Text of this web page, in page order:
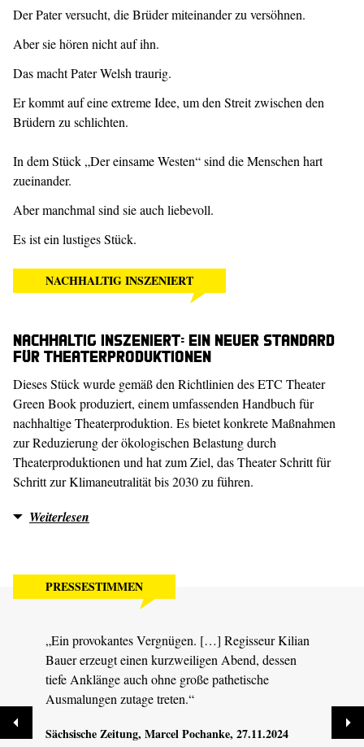
Der Pater versucht, die Brüder miteinander zu versöhnen.
Aber sie hören nicht auf ihn.
Das macht Pater Welsh traurig.
Er kommt auf eine extreme Idee, um den Streit zwischen den
Brüdern zu schlichten.
In dem Stück „Der einsame Westen“ sind die Menschen hart
zueinander.
Aber manchmal sind sie auch liebevoll.
Es ist ein lustiges Stück.
NACHHALTIG INSZENIERT
Nachhaltig inszeniert: Ein neuer Standard
für Theaterproduktionen
Dieses Stück wurde gemäß den Richtlinien des ETC Theater
Green Book produziert, einem umfassenden Handbuch für
nachhaltige Theaterproduktion. Es bietet konkrete Maßnahmen
zur Reduzierung der ökologischen Belastung durch
Theaterproduktionen und hat zum Ziel, das Theater Schritt für
Schritt zur Klimaneutralität bis 2030 zu führen.
Weiterlesen
PRESSESTIMMEN
„Ein provokantes Vergnügen. […] Regisseur Kilian
Bauer erzeugt einen kurzweiligen Abend, dessen
tiefe Anklänge auch ohne große pathetische
Ausmalungen zutage treten.“
Sächsische Zeitung, Marcel Pochanke, 27.11.2024